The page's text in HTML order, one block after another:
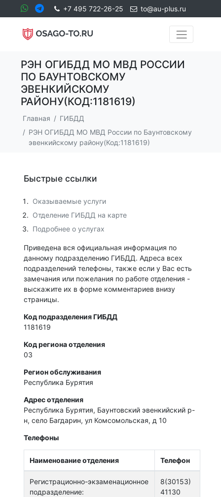
+7 495 722-26-25 to@au-plus.ru
РЭН ОГИБДД МО МВД РОССИИ
ПО БАУНТОВСКОМУ
ЭВЕНКИЙСКОМУ
РАЙОНУ(КОД:1181619)
Главная
ГИБДД
РЭН ОГИБДД МО МВД России по Баунтовскому
эвенкийскому району(Код:1181619)
Быстрые ссылки
Оказываемые услуги
Отделение ГИБДД на карте
Подробнее о услугах
Приведена вся официальная информация по
данному подразделению ГИБДД. Адреса всех
подразделений телефоны, также если у Вас есть
замечания или пожелания по работе отделения -
выскажите их в форме комментариев внизу
страницы.
Код подразделения ГИБДД
1181619
Код региона отделения
03
Регион обслуживания
Республика Бурятия
Адрес отделения
Республика Бурятия, Баунтовский эвенкийский р-
н, село Багдарин, ул Комсомольская, д 10
Телефоны
Наименование отделения Телефон
Регистрационно-экзаменационное
подразделение:
8(30153)
41130